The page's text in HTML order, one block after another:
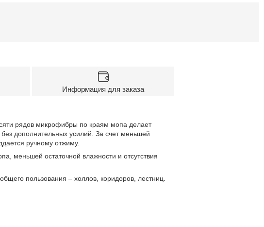
Информация для заказа
рядов микрофибры по краям мопа делает
дополнительных усилий. За счет меньшей
ручному отжиму.
меньшей остаточной влажности и отсутствия
пользования – холлов, коридоров, лестниц.